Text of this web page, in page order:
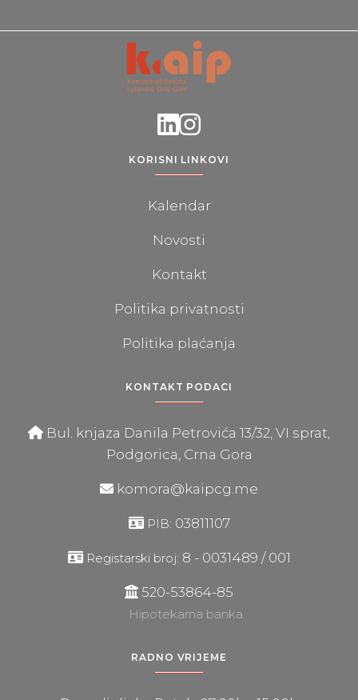
KORISNI LINKOVI
Kalendar
Novosti
Kontakt
Politika privatnosti
Politika plaćanja
KONTAKT PODACI
Bul. knjaza Danila Petrovića 13/32, VI sprat,
Podgorica, Crna Gora
komora@kaipcg.me
PIB: 03811107
Registarski broj: 8 - 0031489 / 001
520-53864-85
Hipotekarna banka
RADNO VRIJEME